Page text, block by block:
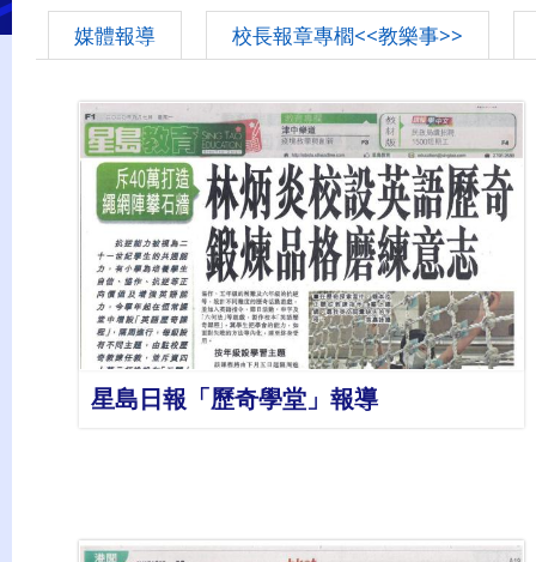
媒體報導 校長報章專櫩<<教樂事>>
星島日報「歷奇學堂」報導
詳情